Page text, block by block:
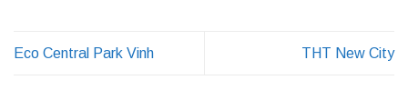
Eco Central Park Vinh THT New City